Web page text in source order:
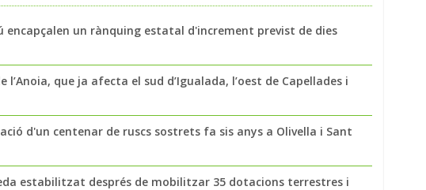
encapçalen un rànquing estatal d'increment previst de dies
que ja afecta el sud d’Igualada, l’oest de Capellades i
d'un centenar de ruscs sostrets fa sis anys a Olivella i Sant
estabilitzat després de mobilitzar 35 dotacions terrestres i